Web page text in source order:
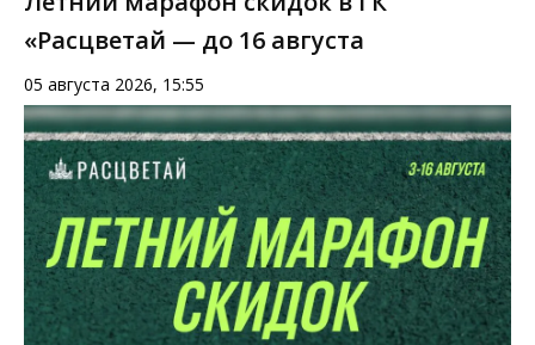
«Расцветай — до 16 августа
05 августа 2026, 15:55